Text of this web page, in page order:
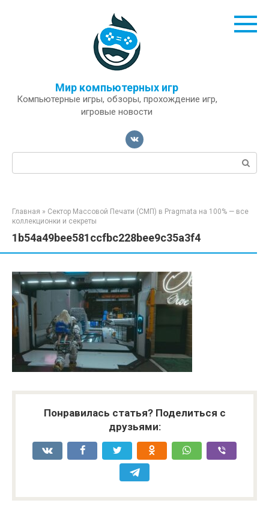
Мир компьютерных игр
Компьютерные игры, обзоры, прохождение игр,
игровые новости
Поиск:
Главная » Сектор Массовой Печати (СМП) в Pragmata на 100% — все
коллекционки и секреты
1b54a49bee581ccfbc228bee9c35a3f4
Понравилась статья? Поделиться с
друзьями: